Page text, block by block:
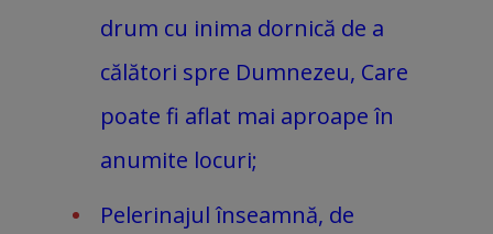
drum cu inima dornică de a
călători spre Dumnezeu, Care
poate fi aflat mai aproape în
anumite locuri;
Pelerinajul înseamnă, de